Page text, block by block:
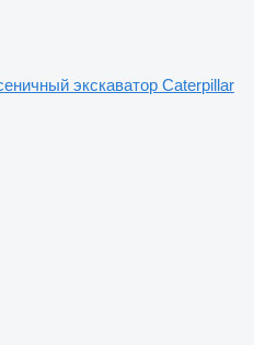
экскаватор Caterpillar